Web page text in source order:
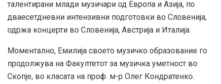
талентирани млади музичари од Европа и Азија, по
дваесетдневни интензивни подготовки во Словенија,
одржа концерти во Словенија, Австрија и Италија.
Моментално, Емилија своето музичко образование го
продолжува на Факултетот за музичка уметност во
Скопје, во класата на проф. м-р Олег Кондратенко.